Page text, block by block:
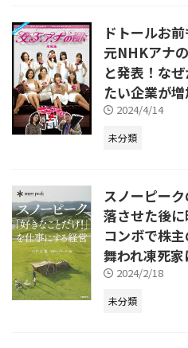
ドトールお
元NHKアナ
と発表！な
たい企業が
2024/4/14
未分類
スノーピー
落させた後
コンボで株
舞われ凍死家
2024/2/18
未分類